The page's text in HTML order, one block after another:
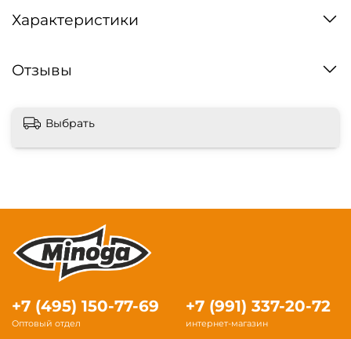
Характеристики
Отзывы
Выбрать
+7 (495) 150-77-69
Оптовый отдел
+7 (991) 337-20-72
интернет-магазин